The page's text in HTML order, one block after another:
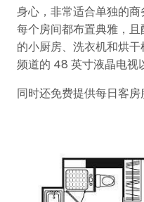
身心，非常适合单独的商
每个房间都布置典雅，
的小厨房、洗衣机和烘
频道的 48 英寸液晶电视
同时还免费提供每日客房